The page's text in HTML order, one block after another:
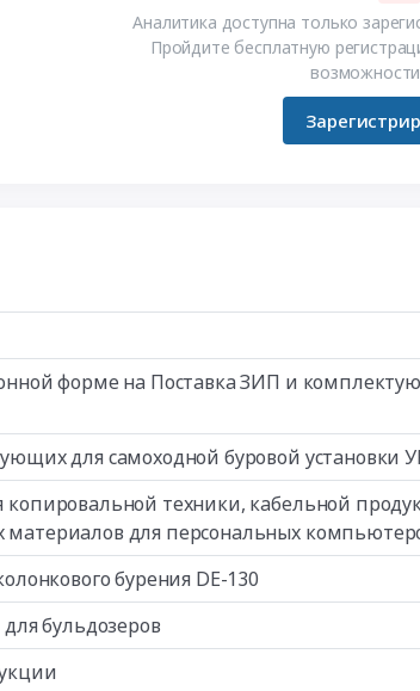
Аналитика доступна только
Пройдите бесплатную
форме на Поставка ЗИП и
для самоходной буровой установки
техники, кабельной
для персональных
бурения DE-130
бульдозеров